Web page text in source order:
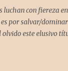
luchan con fiereza
es por salvar/
olvido este elusivo